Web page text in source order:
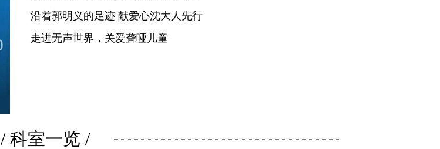
沿着郭明义的足迹 献爱心沈大人先行
走进无声世界，关爱聋哑儿童
/ 科室一览 /